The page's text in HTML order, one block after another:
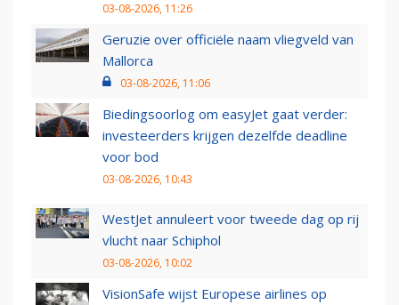
03-08-2026, 11:26
Geruzie over officiële naam vliegveld van
Mallorca
03-08-2026, 11:06
Biedingsoorlog om easyJet gaat verder:
investeerders krijgen dezelfde deadline
voor bod
03-08-2026, 10:43
WestJet annuleert voor tweede dag op rij
vlucht naar Schiphol
03-08-2026, 10:02
VisionSafe wijst Europese airlines op